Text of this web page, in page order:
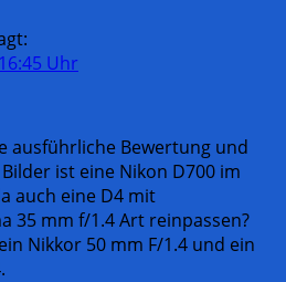
Uhr
ausführliche Bewertung und
ist eine Nikon D700 im
auch eine D4 mit
35 mm f/1.4 Art reinpassen?
Nikkor 50 mm F/1.4 und ein